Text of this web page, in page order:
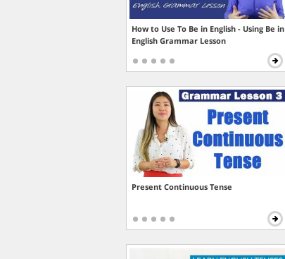
How to Use To Be in English - Using Be in
English Grammar Lesson
Present Continuous Tense